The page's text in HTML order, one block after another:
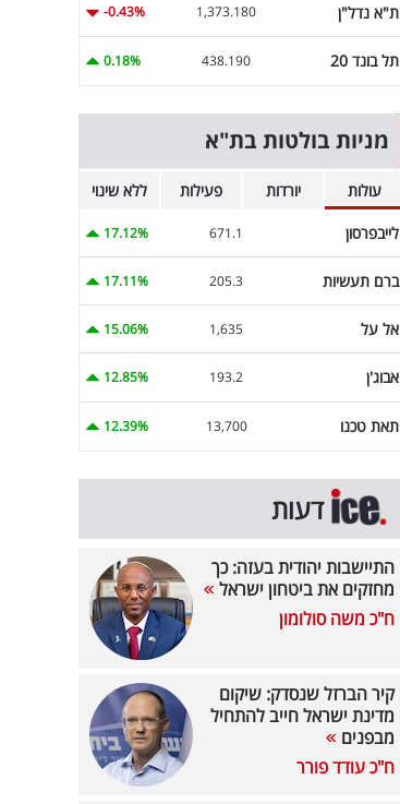
ת"א נדל"ן 1,373.180
-0.43%
תל בונד 20 438.190
0.18%
מניות בולטות בת"א
עולות יורדות פעילות ללא שינוי
לייבפרסון 671.1
17.12%
ברם תעשיות 205.3
17.11%
אל על 1,635
15.06%
אבוג'ן 193.2
12.85%
תאת טכנו 13,700
12.39%
דעות
התיישבות יהודית בעזה: כך
מחזקים את ביטחון ישראל
ח"כ משה סולומון
קיר הברזל שנסדק: שיקום
מדינת ישראל חייב להתחיל
מבפנים
ח"כ עודד פורר